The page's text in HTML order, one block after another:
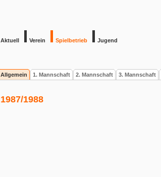
Aktuell Verein Spielbetrieb Jugend
Allgemein 1. Mannschaft 2. Mannschaft 3. Mannschaft
1987/1988